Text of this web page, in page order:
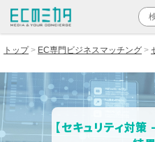
トップ EC専門ビジネスマッチング
【セキュリティ対